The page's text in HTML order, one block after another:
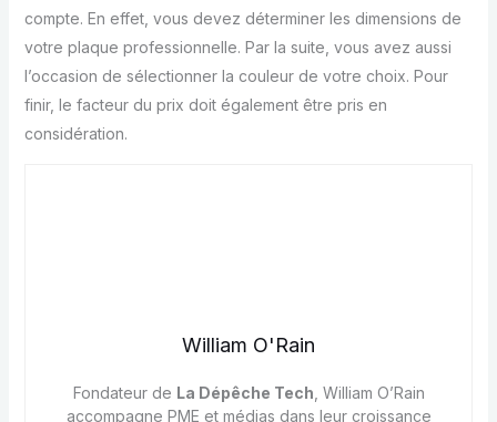
compte. En effet, vous devez déterminer les dimensions de
votre plaque professionnelle. Par la suite, vous avez aussi
l’occasion de sélectionner la couleur de votre choix. Pour
finir, le facteur du prix doit également être pris en
considération.
William O'Rain
Fondateur de La Dépêche Tech , William O’Rain
accompagne PME et médias dans leur croissance